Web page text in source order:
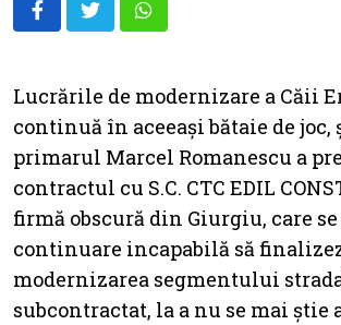
Whatsapp
Lucrările de modernizare a Căii
continuă în aceeași bătaie de joc,
primarul Marcel Romanescu a
contractul cu S.C. CTC EDIL
firmă obscură din Giurgiu, care
continuare incapabilă să
modernizarea segmentului
subcontractat, la a nu se mai știe